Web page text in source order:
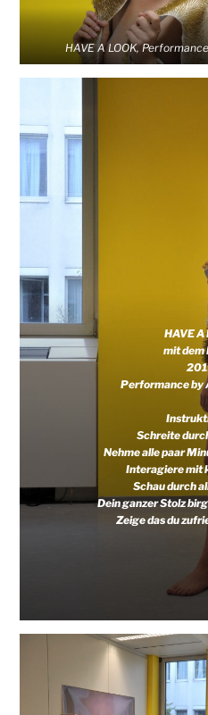
HAVE A LOOK,
HAVE A
mit dem
Performance by
Schreite
Nehme alle paar
Interagiere mit
Schau durch
Dein ganzer Stolz
Zeige das du